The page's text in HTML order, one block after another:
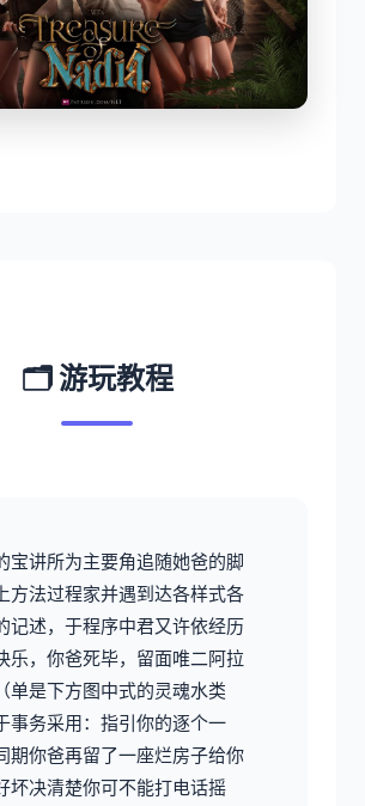
🗂️ 游玩教程
宝讲所为主要角追随她爸的脚
方法过程家并遇到达各样式各
记述，于程序中君又许依经历
乐，你爸死毕，留面唯二阿拉
单是下方图中式的灵魂水类
事务采用：指引你的逐个一
期你爸再留了一座烂房子给你
坏决清楚你可不能打电话摇